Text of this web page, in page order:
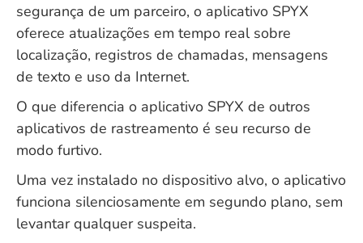
segurança de um parceiro, o aplicativo SPYX
oferece atualizações em tempo real sobre
localização, registros de chamadas, mensagens
de texto e uso da Internet.
O que diferencia o aplicativo SPYX de outros
aplicativos de rastreamento é seu recurso de
modo furtivo.
Uma vez instalado no dispositivo alvo, o aplicativo
funciona silenciosamente em segundo plano, sem
levantar qualquer suspeita.